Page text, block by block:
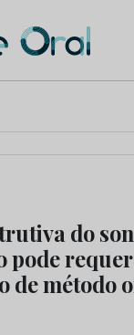
do
pode
de método